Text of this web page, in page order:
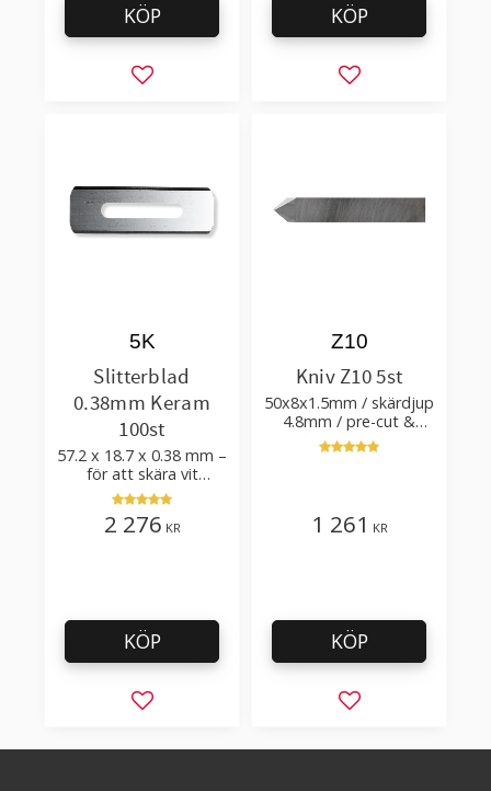
Lägg till i favoriter
KÖP
Lägg till i
KÖP
Slitterblad
0.38mm Keram
100st
57.2 x 18.7 x 0.38 mm –
för att skära vit
plastfilm med tillsatser
5K
2 276 KR
Lägg till i favoriter
KÖP
Kniv Z10 5st
50x8x1.5mm / skärdjup
4.8mm / pre-cut &
post-cut 0.84xTm /
skärvinkel 50°
Z10
1 261 KR
Lägg till i
KÖP